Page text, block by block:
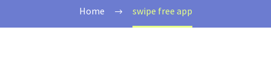
Home swipe free app